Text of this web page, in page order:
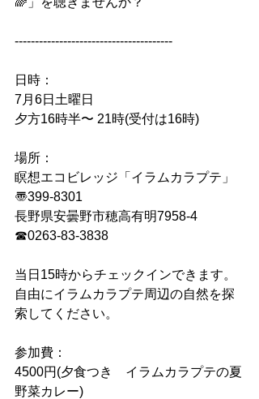
---------------------------------------
日時：
7月6日土曜日
夕方16時半〜 21時(受付は16時)
場所：
瞑想エコビレッジ「イラムカラプテ」
〠399-8301
長野県安曇野市穂高有明7958-4
☎︎0263-83-3838
当日15時からチェックインできます。
自由にイラムカラプテ周辺の自然を探
索してください。
参加費：
4500円(夕食つき　イラムカラプテの夏
野菜カレー)